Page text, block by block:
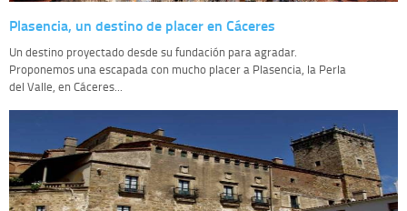
Plasencia, un destino de placer en Cáceres
Un destino proyectado desde su fundación para agradar.
Proponemos una escapada con mucho placer a Plasencia, la Perla
del Valle, en Cáceres...